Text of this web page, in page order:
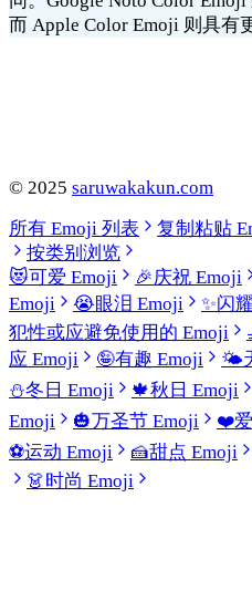
而 Apple Color Emoji 则具有
© 2025 saruwakakun.com
所有 Emoji 列表
复制粘贴
按类别浏览
😻可爱 Emoji 🎉庆祝 Emoji
Emoji
😭眼泪 Emoji ✨闪
犯性或应避免使用的 Emoji
应 Emoji
🤪有趣 Emoji 🌤️
⛄冬日 Emoji 🍁秋日 Emoji
Emoji
🎃万圣节 Emoji ❤️
⚽运动 Emoji 🍰甜点 Emoji
👗时尚 Emoji